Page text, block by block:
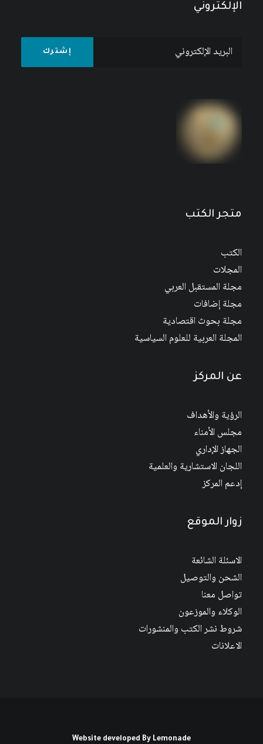
الإلكتروني
متجر الكتب
الكتب
المجلات
مجلة المستقبل العربي
مجلة إضافات
مجلة بحوث اقتصادية
المجلة العربية للعلوم السياسية
عن المركز
الرؤية والأهداف
مجلس الأمناء
الجهاز الإداري
اللجان الاستشارية والعلمية
إدعم المركز
زوار الموقع
الاسئلة الشائعة
الشحن والتوصيل
تواصل معنا
الوكلاء والموزعون
شروط نشر الكتب والمنشورات
الاعلانات
Website developed By Lemonade